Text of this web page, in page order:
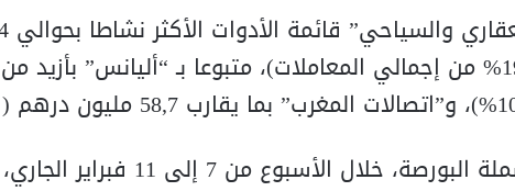
فيما استقرت رأسملة البورصة، خلال